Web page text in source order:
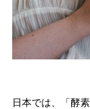
日本では、「酵